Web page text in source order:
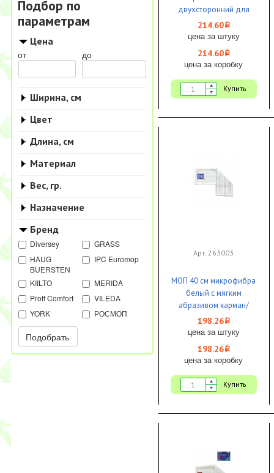
Подбор по
параметрам
Цена
от до
Ширина, см
Цвет
Длина, см
Материал
Вес, гр.
Назначение
Бренд
Diversey
GRASS
HAUG
BUERSTEN
IPC Euromop
KIILTO
MERIDA
Proff Comfort
VILEDA
YORK
РОСМОП
Подобрать
двухсторонний для
сгона РОСМОП Флекс
1/25
214.60i
цена за штуку
214.60i
цена за коробку
Купить
Арт. 263003
МОП 40 см микрофибра
белый с мягким
абразивом карман/
язык (в упаковке)
Maxistar SBE40 1/30
198.26i
цена за штуку
198.26i
цена за коробку
Купить